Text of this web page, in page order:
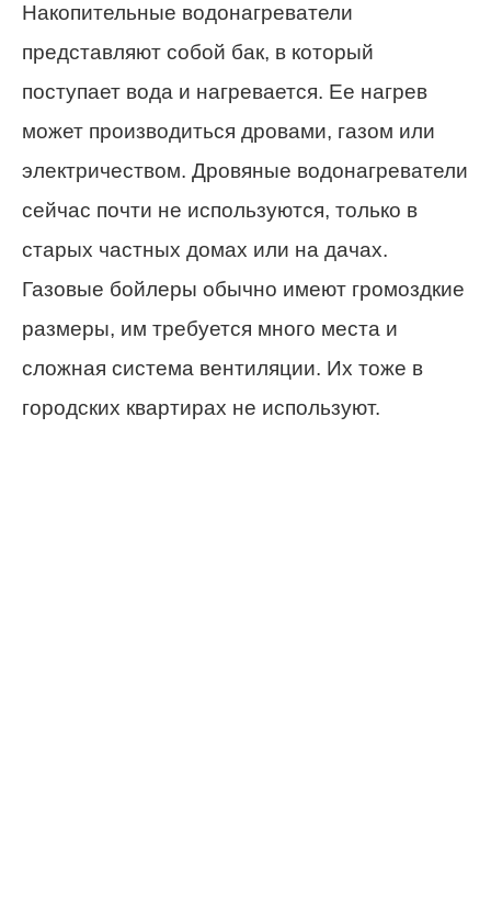
Накопительные водонагреватели
представляют собой бак, в который
поступает вода и нагревается. Ее нагрев
может производиться дровами, газом или
электричеством. Дровяные водонагреватели
сейчас почти не используются, только в
старых частных домах или на дачах.
Газовые бойлеры обычно имеют громоздкие
размеры, им требуется много места и
сложная система вентиляции. Их тоже в
городских квартирах не используют.